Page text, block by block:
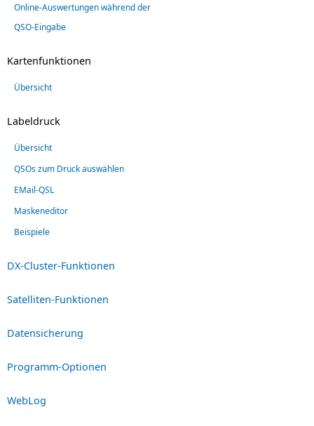
Online-Auswertungen während der
QSO-Eingabe
Kartenfunktionen
Übersicht
Labeldruck
Übersicht
QSOs zum Druck auswählen
EMail-QSL
Maskeneditor
Beispiele
DX-Cluster-Funktionen
Satelliten-Funktionen
Datensicherung
Programm-Optionen
WebLog